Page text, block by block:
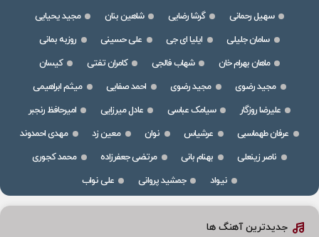
سهیل رحمانی
گرشا رضایی شاهین بنان
مجید یحیایی
سامان جلیلی
ایلیا ای جی علی حسینی
روزبه بمانی
ماهان بهرام خان
شهاب فالجی کامران تفتی
کیسان
مجید رضوی
مجید رضوی احمد صفایی
میثم ابراهیمی
علیرضا روزگار
سیامک عباسی عادل میرزایی
امیرحافظ رنجبر
عرفان طهماسبی
عرشیاس نوان معین زد
مهدی احمدوند
ناصر زینعلی
بهنام بانی مرتضی جعفرزاده
محمد کجوری
نیواد
جمشید پروانی علی نواب
جدیدترین آهنگ ها